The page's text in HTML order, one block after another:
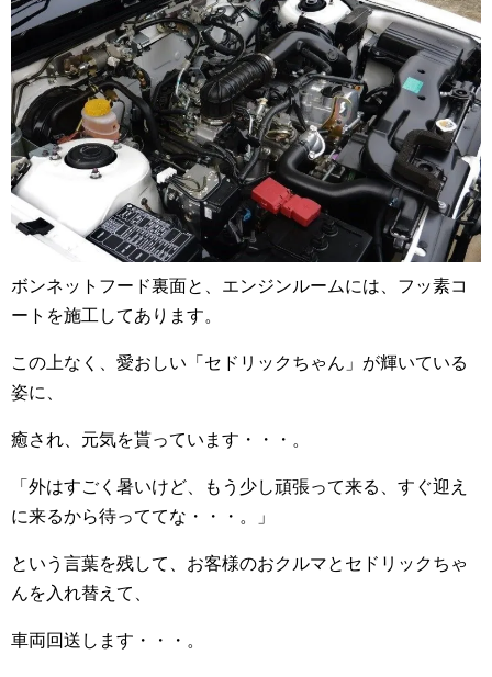
ボンネットフード裏面と、エンジンルームには、フッ素コ
ートを施工してあります。
この上なく、愛おしい「セドリックちゃん」が輝いている
姿に、
癒され、元気を貰っています・・・。
「外はすごく暑いけど、もう少し頑張って来る、すぐ迎え
に来るから待っててな・・・。」
という言葉を残して、お客様のおクルマとセドリックちゃ
んを入れ替えて、
車両回送します・・・。